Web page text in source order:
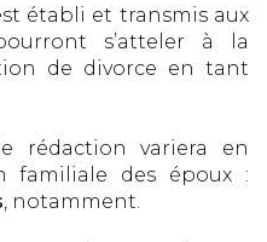
établi et transmis aux
s’atteler à la
de divorce en tant
rédaction variera en
familiale des époux :
, notamment.